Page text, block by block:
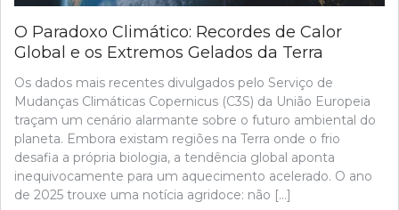
O Paradoxo Climático: Recordes de Calor
Global e os Extremos Gelados da Terra
Os dados mais recentes divulgados pelo Serviço de
Mudanças Climáticas Copernicus (C3S) da União Europeia
traçam um cenário alarmante sobre o futuro ambiental do
planeta. Embora existam regiões na Terra onde o frio
desafia a própria biologia, a tendência global aponta
inequivocamente para um aquecimento acelerado. O ano
de 2025 trouxe uma notícia agridoce: não […]